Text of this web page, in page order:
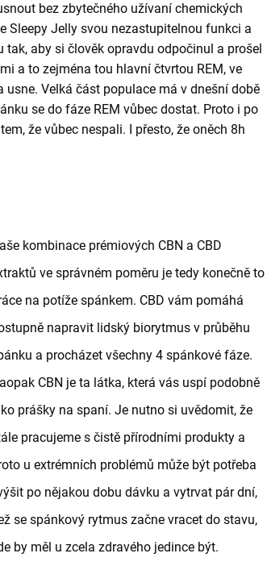
bez zbytečného užívaní chemických
Sleepy Jelly svou nezastupitelnou funkci a
tak, aby si člověk opravdu odpočinul a prošel
a to zejména tou hlavní čtvrtou REM, ve
usne. Velká část populace má v dnešní době
se do fáze REM vůbec dostat. Proto i po
že vůbec nespali. I přesto, že oněch 8h
kombinace prémiových CBN a CBD
ve správném poměru je tedy konečně to
na potíže spánkem. CBD vám pomáhá
napravit lidský biorytmus v průběhu
a procházet všechny 4 spánkové fáze.
CBN je ta látka, která vás uspí podobně
prášky na spaní. Je nutno si uvědomit, že
pracujeme s čistě přírodními produkty a
u extrémních problémů může být potřeba
po nějakou dobu dávku a vytrvat pár dní,
se spánkový rytmus začne vracet do stavu,
by měl u zcela zdravého jedince být.